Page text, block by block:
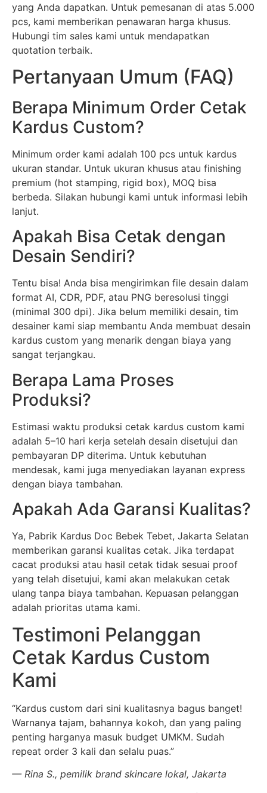
yang Anda dapatkan. Untuk pemesanan di atas 5.000
pcs, kami memberikan penawaran harga khusus.
Hubungi tim sales kami untuk mendapatkan
quotation terbaik.
Pertanyaan Umum (FAQ)
Berapa Minimum Order Cetak
Kardus Custom?
Minimum order kami adalah 100 pcs untuk kardus
ukuran standar. Untuk ukuran khusus atau finishing
premium (hot stamping, rigid box), MOQ bisa
berbeda. Silakan hubungi kami untuk informasi lebih
lanjut.
Apakah Bisa Cetak dengan
Desain Sendiri?
Tentu bisa! Anda bisa mengirimkan file desain dalam
format AI, CDR, PDF, atau PNG beresolusi tinggi
(minimal 300 dpi). Jika belum memiliki desain, tim
desainer kami siap membantu Anda membuat desain
kardus custom yang menarik dengan biaya yang
sangat terjangkau.
Berapa Lama Proses
Produksi?
Estimasi waktu produksi cetak kardus custom kami
adalah 5–10 hari kerja setelah desain disetujui dan
pembayaran DP diterima. Untuk kebutuhan
mendesak, kami juga menyediakan layanan express
dengan biaya tambahan.
Apakah Ada Garansi Kualitas?
Ya, Pabrik Kardus Doc Bebek Tebet, Jakarta Selatan
memberikan garansi kualitas cetak. Jika terdapat
cacat produksi atau hasil cetak tidak sesuai proof
yang telah disetujui, kami akan melakukan cetak
ulang tanpa biaya tambahan. Kepuasan pelanggan
adalah prioritas utama kami.
Testimoni Pelanggan
Cetak Kardus Custom
Kami
“Kardus custom dari sini kualitasnya bagus banget!
Warnanya tajam, bahannya kokoh, dan yang paling
penting harganya masuk budget UMKM. Sudah
repeat order 3 kali dan selalu puas.”
— Rina S., pemilik brand skincare lokal, Jakarta